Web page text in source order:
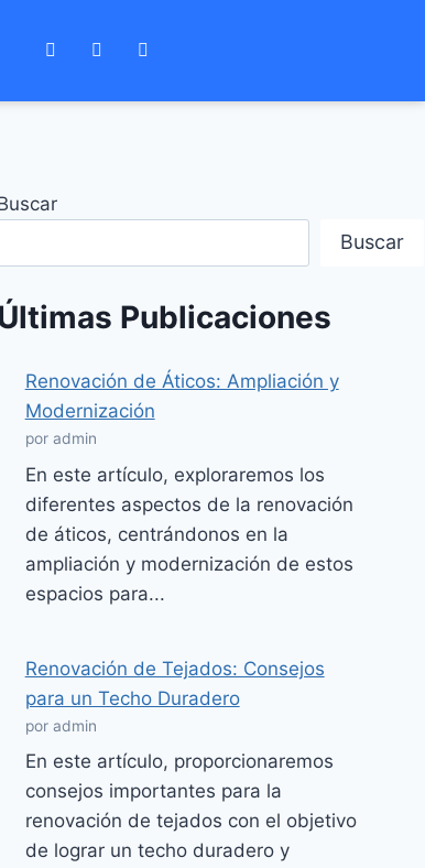
Buscar
Publicaciones
Renovación de Áticos: Ampliación y
Modernización
por admin
En este artículo, exploraremos los
diferentes aspectos de la renovación
de áticos, centrándonos en la
ampliación y modernización de estos
espacios para...
Renovación de Tejados: Consejos
para un Techo Duradero
por admin
En este artículo, proporcionaremos
consejos importantes para la
renovación de tejados con el objetivo
de lograr un techo duradero y